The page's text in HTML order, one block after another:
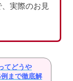
、実際のお見
てどうや
まで徹底解